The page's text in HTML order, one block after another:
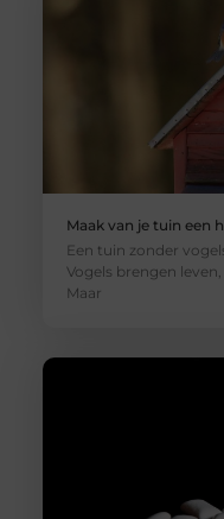
Maak van je tuin een
Een tuin zonder
Vogels brengen
Maar